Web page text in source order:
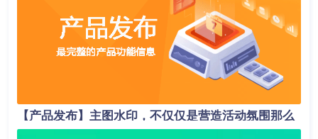
【产品发布】主图水印，不仅仅是营造活动氛围那么
简单！